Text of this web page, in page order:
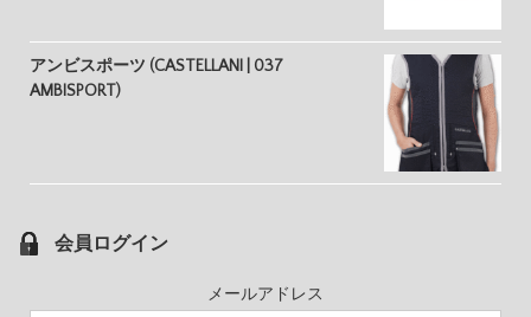
アンビスポーツ (CASTELLANI | 037
AMBISPORT)
会員ログイン
メールアドレス